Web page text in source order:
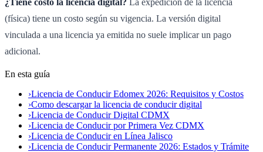
(física) tiene un costo según su vigencia. La versión digital
vinculada a una licencia ya emitida no suele implicar un pago
adicional.
En esta guía
›Licencia de Conducir Edomex 2026: Requisitos y Costos
›Como descargar la licencia de conducir digital
›Licencia de Conducir Digital CDMX
›Licencia de Conducir por Primera Vez CDMX
›Licencia de Conducir en Línea Jalisco
›Licencia de Conducir Permanente 2026: Estados y Trámite